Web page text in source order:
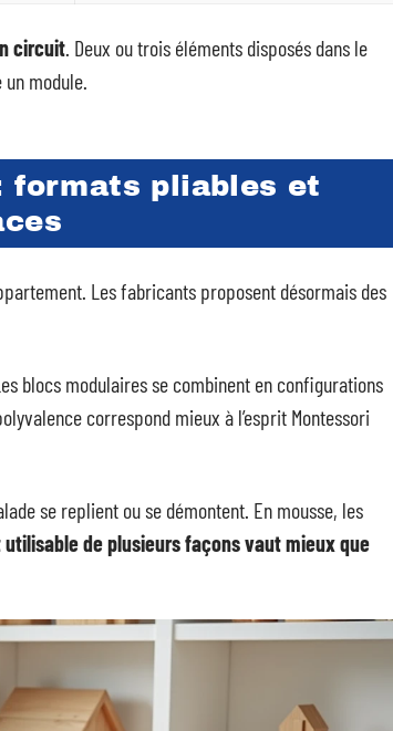
circuit. Deux ou trois éléments disposés dans le
un module.
formats pliables et
Les fabricants proposent désormais des
blocs modulaires se combinent en configurations
correspond mieux à l’esprit Montessori
se replient ou se démontent. En mousse, les
de plusieurs façons vaut mieux que